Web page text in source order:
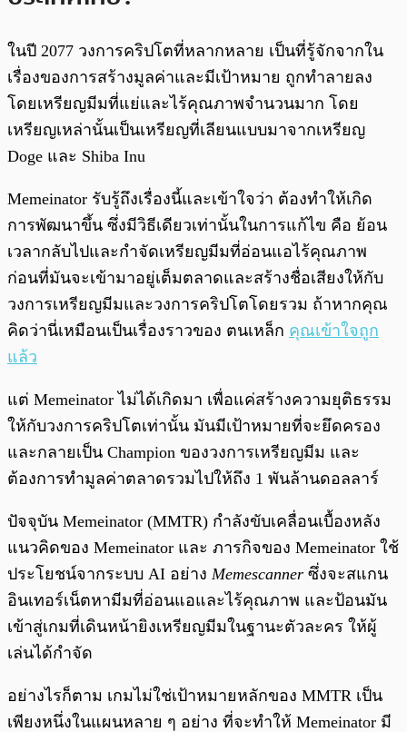
ในปี 2077 วงการคริปโตที่หลากหลาย เป็นที่รู้จักจากใน
เรื่องของการสร้างมูลค่าและมีเป้าหมาย ถูกทำลายลง
โดยเหรียญมีมที่แย่และไร้คุณภาพจำนวนมาก โดย
เหรียญเหล่านั้นเป็นเหรียญที่เลียนแบบมาจากเหรียญ
Doge และ Shiba Inu
Memeinator รับรู้ถึงเรื่องนี้และเข้าใจว่า ต้องทำให้เกิด
การพัฒนาขึ้น ซึ่งมีวิธีเดียวเท่านั้นในการแก้ไข คือ ย้อน
เวลากลับไปและกำจัดเหรียญมีมที่อ่อนแอไร้คุณภาพ
ก่อนที่มันจะเข้ามาอยู่เต็มตลาดและสร้างชื่อเสียงให้กับ
วงการเหรียญมีมและวงการคริปโตโดยรวม ถ้าหากคุณ
คิดว่านี่เหมือนเป็นเรื่องราวของ ตนเหล็ก คุณเข้าใจถูก
แล้ว
แต่ Memeinator ไม่ได้เกิดมา เพื่อแค่สร้างความยุติธรรม
ให้กับวงการคริปโตเท่านั้น มันมีเป้าหมายที่จะยึดครอง
และกลายเป็น Champion ของวงการเหรียญมีม และ
ต้องการทำมูลค่าตลาดรวมไปให้ถึง 1 พันล้านดอลลาร์
ปัจจุบัน Memeinator (MMTR) กำลังขับเคลื่อนเบื้องหลัง
แนวคิดของ Memeinator และ ภารกิจของ Memeinator ใช้
ประโยชน์จากระบบ AI อย่าง Memescanner ซึ่งจะสแกน
อินเทอร์เน็ตหามีมที่อ่อนแอและไร้คุณภาพ และป้อนมัน
เข้าสู่เกมที่เดินหน้ายิงเหรียญมีมในฐานะตัวละคร ให้ผู้
เล่นได้กำจัด
อย่างไรก็ตาม เกมไม่ใช่เป้าหมายหลักของ MMTR เป็น
เพียงหนึ่งในแผนหลาย ๆ อย่าง ที่จะทำให้ Memeinator มี